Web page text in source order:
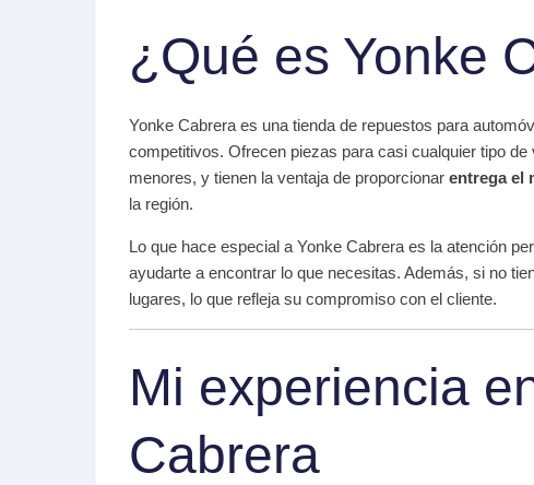
¿Qué es Yonke
Yonke Cabrera es una tienda de repuestos para
competitivos. Ofrecen piezas para casi cualquier tipo
menores, y tienen la ventaja de proporcionar entrega el
la región.
Lo que hace especial a Yonke Cabrera es la atención
ayudarte a encontrar lo que necesitas. Además, si no
lugares, lo que refleja su compromiso con el cliente.
Mi experiencia
Cabrera